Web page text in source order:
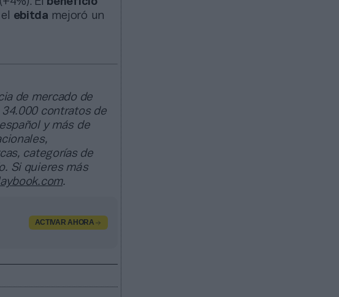
ebitda mejoró un
de mercado de
contratos de
y más de
categorías de
Si quieres más
.
ACTIVAR AHORA